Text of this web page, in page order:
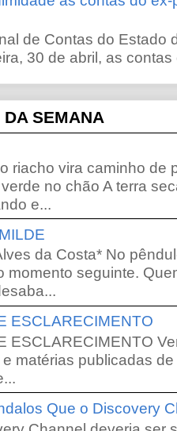
de Contas do Estado
30 de abril, as
SEMANA
riacho vira caminho de
no chão A terra
e...
da Costa* No
momento seguinte.
ESCLARECIMENTO
ESCLARECIMENTO
matérias publicadas
Que o Discovery